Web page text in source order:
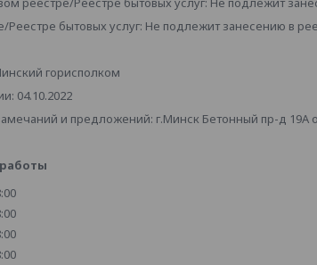
бытовых услуг: Не подлежит занесению в
горисполком
04.10.2022
и предложений: г.Минск Бетонный пр-д 19А